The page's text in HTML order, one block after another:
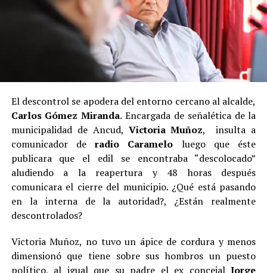
El descontrol se apodera del entorno cercano al alcalde,
Carlos Gómez Miranda. Encargada de señalética de la
municipalidad de Ancud, Victoria Muñoz, insulta a
comunicador deradio Caramelo luego que éste
publicara que el edil se encontraba “descolocado”
aludiendo a la reapertura y 48 horas después
comunicara el cierre del municipio. ¿Qué está pasando
en la interna de la autoridad?, ¿Están realmente
descontrolados?
Victoria Muñoz, no tuvo un ápice de cordura y menos
dimensionó que tiene sobre sus hombros un puesto
político, al igual que su padre el ex concejalJorge